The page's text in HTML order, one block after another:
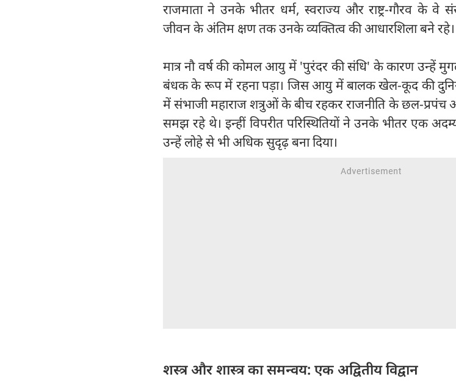
राजमाता ने उनके भीतर धर्म, स्वराज्य और राष्ट्र-गौरव के वे
जीवन के अंतिम क्षण तक उनके व्यक्तित्व की आधारशिला बने रहे।
मात्र नौ वर्ष की कोमल आयु में 'पुरंदर की संधि' के कारण उन्हें
बंधक के रूप में रहना पड़ा। जिस आयु में बालक खेल-कूद की
में संभाजी महाराज शत्रुओं के बीच रहकर राजनीति के छल-प्रपंच
समझ रहे थे। इन्हीं विपरीत परिस्थितियों ने उनके भीतर एक
उन्हें लोहे से भी अधिक सुदृढ़ बना दिया।
शस्त्र और शास्त्र का समन्वय: एक अद्वितीय विद्वान